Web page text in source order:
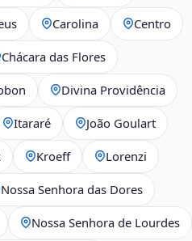
Carolina Centro
Chácara das Flores
Divina Providência
Itararé João Goulart
Kroeff Lorenzi
Nossa Senhora das Dores
Nossa Senhora de Lourdes